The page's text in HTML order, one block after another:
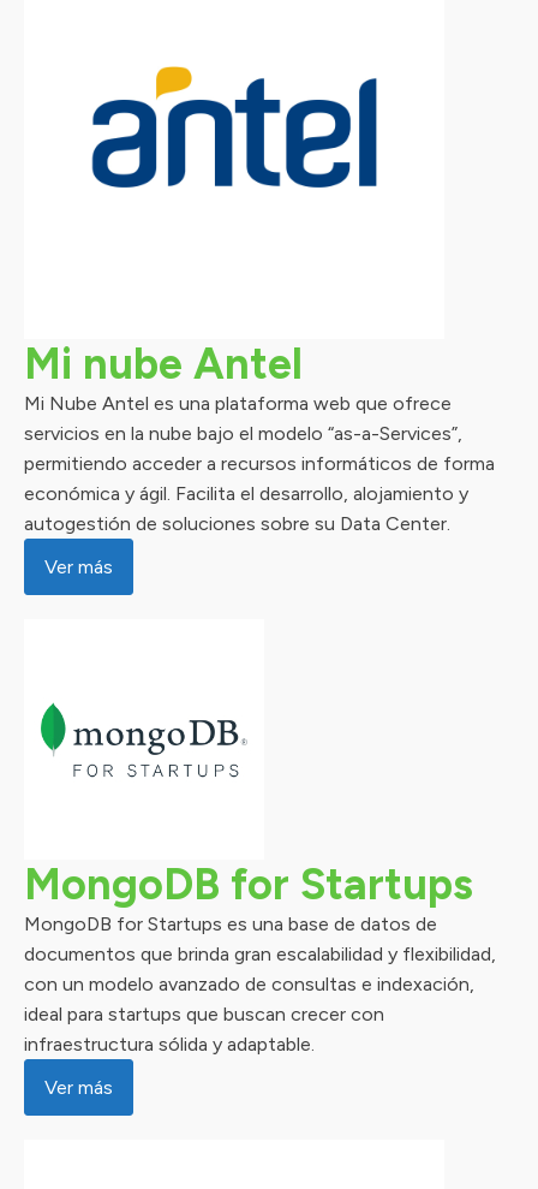
Mi nube Antel
Mi Nube Antel es una plataforma web que ofrece
servicios en la nube bajo el modelo “as-a-Services”,
permitiendo acceder a recursos informáticos de forma
económica y ágil. Facilita el desarrollo, alojamiento y
autogestión de soluciones sobre su Data Center.
Ver más
MongoDB for Startups
MongoDB for Startups es una base de datos de
documentos que brinda gran escalabilidad y flexibilidad,
con un modelo avanzado de consultas e indexación,
ideal para startups que buscan crecer con
infraestructura sólida y adaptable.
Ver más